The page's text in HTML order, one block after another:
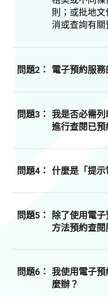
則；或批地
消或查詢有關
問題2： 電子預約服務
問題3：
我是否必需
進行查閱已預
問題4： 什麼是「提示
問題5：
除了使用電
方法預約查閱
問題6：
我使用電子
麼辦？